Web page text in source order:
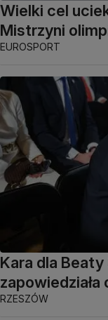
Wielki cel
Mistrzyni
EUROSPORT
Kara dla Beaty
zapowiedziała
RZESZÓW